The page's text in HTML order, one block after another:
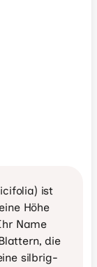
ist
Höhe
Name
die
silbrig-